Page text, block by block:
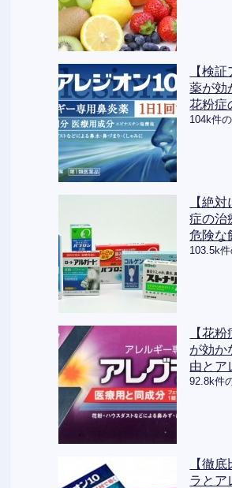
【検
薬が効
花粉症
104k件
【絶
症の治
危険な
103.5k
【花
が効か
由とア
92.8k件
【徹
ラとア